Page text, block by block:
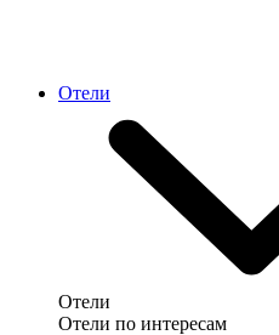
Отели
Отели
Отели по интересам